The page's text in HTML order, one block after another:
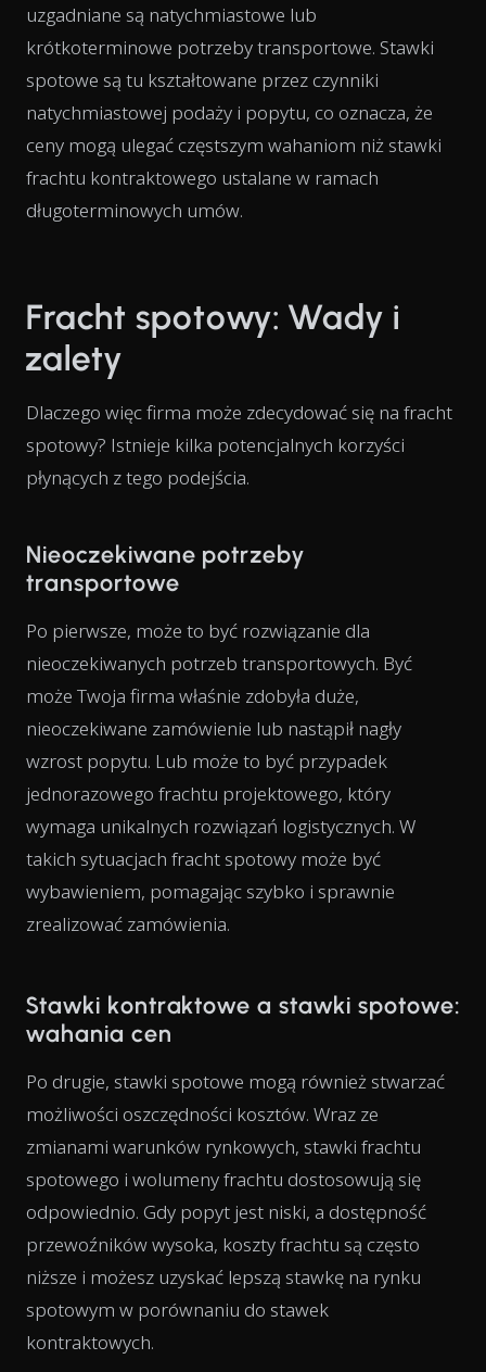
uzgadniane są natychmiastowe lub
krótkoterminowe potrzeby transportowe. Stawki
spotowe są tu kształtowane przez czynniki
natychmiastowej podaży i popytu, co oznacza, że
ceny mogą ulegać częstszym wahaniom niż stawki
frachtu kontraktowego ustalane w ramach
długoterminowych umów.
Fracht spotowy: Wady i
zalety
Dlaczego więc firma może zdecydować się na fracht
spotowy? Istnieje kilka potencjalnych korzyści
płynących z tego podejścia.
Nieoczekiwane potrzeby
transportowe
Po pierwsze, może to być rozwiązanie dla
nieoczekiwanych potrzeb transportowych. Być
może Twoja firma właśnie zdobyła duże,
nieoczekiwane zamówienie lub nastąpił nagły
wzrost popytu. Lub może to być przypadek
jednorazowego frachtu projektowego, który
wymaga unikalnych rozwiązań logistycznych. W
takich sytuacjach fracht spotowy może być
wybawieniem, pomagając szybko i sprawnie
zrealizować zamówienia.
Stawki kontraktowe a stawki spotowe:
wahania cen
Po drugie, stawki spotowe mogą również stwarzać
możliwości oszczędności kosztów. Wraz ze
zmianami warunków rynkowych, stawki frachtu
spotowego i wolumeny frachtu dostosowują się
odpowiednio. Gdy popyt jest niski, a dostępność
przewoźników wysoka, koszty frachtu są często
niższe i możesz uzyskać lepszą stawkę na rynku
spotowym w porównaniu do stawek
kontraktowych.